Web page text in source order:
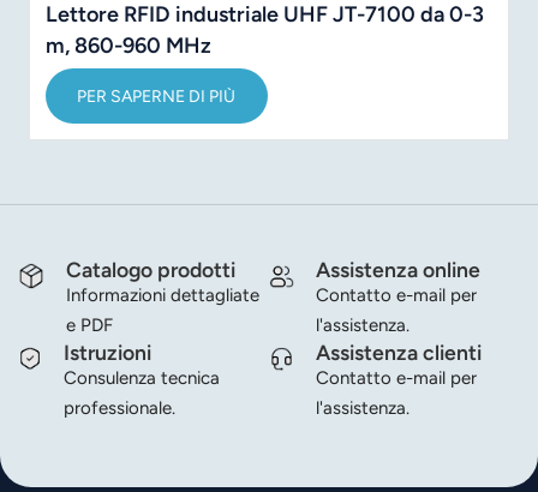
Lettore RFID industriale UHF JT-7100 da 0-3
m, 860-960 MHz
PER SAPERNE DI PIÙ
Catalogo prodotti
Informazioni dettagliate
e PDF
Assistenza online
Contatto e-mail per
l'assistenza.
Istruzioni
Consulenza tecnica
professionale.
Assistenza clienti
Contatto e-mail per
l'assistenza.